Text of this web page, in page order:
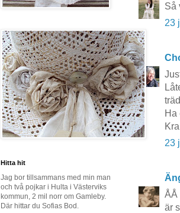
Så
23
Ha
23
ÅÅ
är
Hitta hit
Jag bor tillsammans med min man
och två pojkar i Hulta i Västerviks
kommun, 2 mil norr om Gamleby.
Där hittar du Sofias Bod.